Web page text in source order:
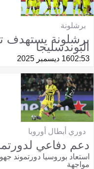
برشلونة
برشلونة يستهدف
البوندسليجا
02:5316 ديسمبر 2025
دوري أبطال أوروبا
دعم دفاعي
استعاد بوروسيا دورتموند
مواجهة